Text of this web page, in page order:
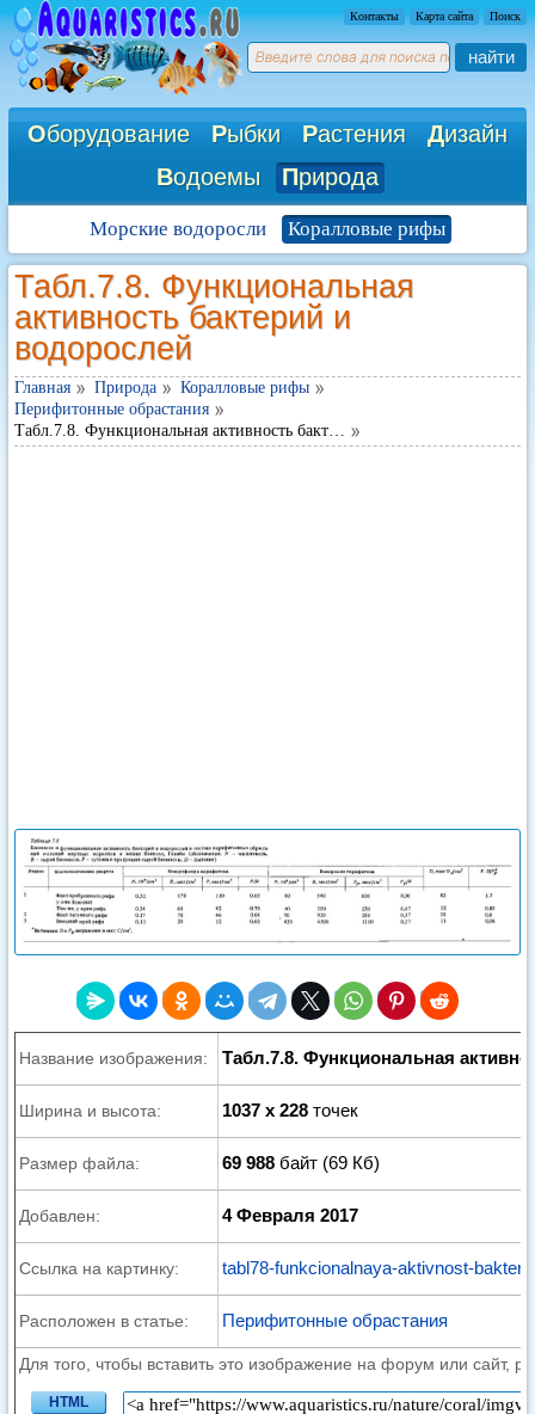
Контакты Карта сайта Поиск
найти
Оборудование Рыбки Растения Дизайн
Водоемы Природа
Морские водоросли Коралловые рифы
Табл.7.8. Функциональная
активность бактерий и
водорослей
Главная Природа
Коралловые рифы
Перифитонные обрастания
Табл.7.8. Функциональная активность бакт…
Название изображения: Табл.7.8. Функциональная
Ширина и высота: 1037 x 228 точек
Размер файла: 69 988 байт (69 Кб)
Добавлен: 4 Февраля 2017
Ссылка на картинку: tabl78-funkcionalnaya-aktivnost-
Расположен в статье: Перифитонные обрастания
Для того, чтобы вставить это изображение на форум или сайт,
HTML